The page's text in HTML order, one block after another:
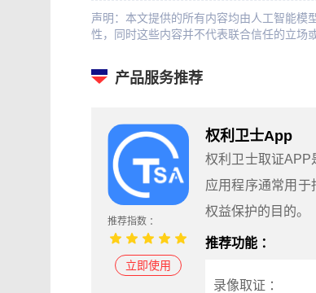
声明：本文提供的所有内容均由人工智能模
性，同时这些内容并不代表联合信任的立场
产品服务推荐
推荐指数 ：
立即使用
权利卫士App
权利卫士取证APP
应用程序通常用
权益保护的目的。
推荐功能 ：
录像取证 ：